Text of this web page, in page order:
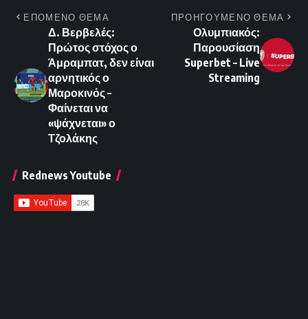
ΕΠΟΜΕΝΟ ΘΕΜΑ
Δ. Βερβελές:
Πρώτος στόχος ο
Άμραμπατ, δεν είναι
αρνητικός ο
Μαροκινός –
Φαίνεται να
«ψάχνεται» ο
Τζολάκης
ΠΡΟΗΓΟΥΜΕΝΟ ΘΕΜΑ
Ολυμπιακός:
Παρουσίαση
Superbet – Live
Streaming
Rednews Youtube